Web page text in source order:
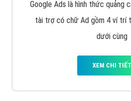
Google Ads là hình thức quảng
tài trợ có chữ Ad gồm 4 ví trí
dưới cùng
XEM CHI TIẾT